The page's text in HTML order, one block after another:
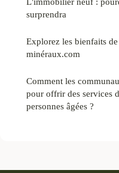
surprendra
Explorez les bienfaits
minéraux.com
Comment les
pour offrir des services
personnes âgées ?